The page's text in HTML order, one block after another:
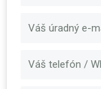
Správa